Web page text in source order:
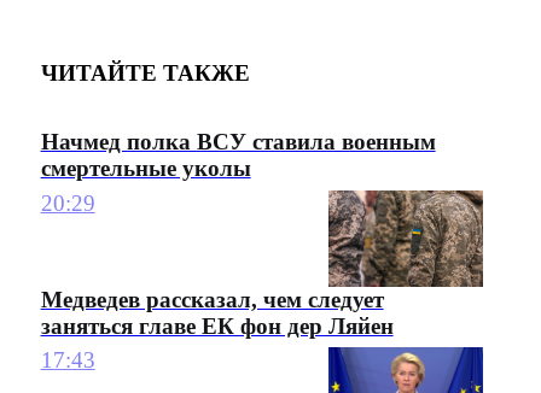
ЧИТАЙТЕ ТАКЖЕ
Начмед полка ВСУ ставила военным
смертельные уколы
20:29
Медведев рассказал, чем следует
заняться главе ЕК фон дер Ляйен
17:43